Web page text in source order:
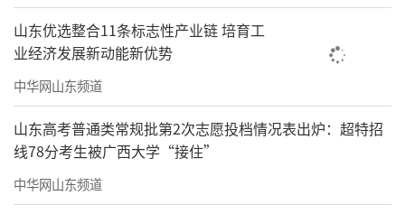
山东优选整合11条标志性产业链 培育工
业经济发展新动能新优势
中华网山东频道
山东高考普通类常规批第2次志愿投档情况表出炉：超特招
线78分考生被广西大学“接住”
中华网山东频道